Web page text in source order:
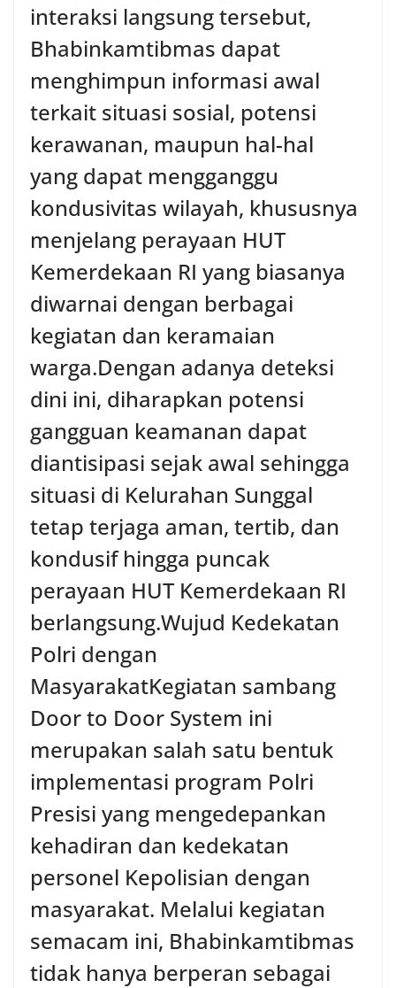
interaksi langsung tersebut,
Bhabinkamtibmas dapat
menghimpun informasi awal
terkait situasi sosial, potensi
kerawanan, maupun hal-hal
yang dapat mengganggu
kondusivitas wilayah, khususnya
menjelang perayaan HUT
Kemerdekaan RI yang biasanya
diwarnai dengan berbagai
kegiatan dan keramaian
warga.‎‎Dengan adanya deteksi
dini ini, diharapkan potensi
gangguan keamanan dapat
diantisipasi sejak awal sehingga
situasi di Kelurahan Sunggal
tetap terjaga aman, tertib, dan
kondusif hingga puncak
perayaan HUT Kemerdekaan RI
berlangsung.‎‎Wujud Kedekatan
Polri dengan
Masyarakat‎Kegiatan sambang
Door to Door System ini
merupakan salah satu bentuk
implementasi program Polri
Presisi yang mengedepankan
kehadiran dan kedekatan
personel Kepolisian dengan
masyarakat. Melalui kegiatan
semacam ini, Bhabinkamtibmas
tidak hanya berperan sebagai